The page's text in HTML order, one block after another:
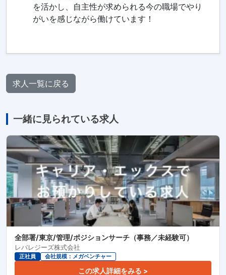
を活かし、自主性が求められる今の職場でやり
がいを感じながら働けています！
求人一覧に戻る
一緒に見られている求人
全部署/東京/管理/ポジションサーチ（事務／未経験可）
レバレジーズ株式会社
正社員 会社規模：メガベンチャー
この求人詳細をみる >